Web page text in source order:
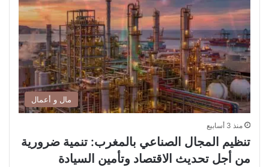
مال و أعمال
منذ 3 أسابيع
تنظيم المجال الصناعي بالمغرب: تنمية ضرورية
من أجل تحديث الاقتصاد وتأمين السيادة